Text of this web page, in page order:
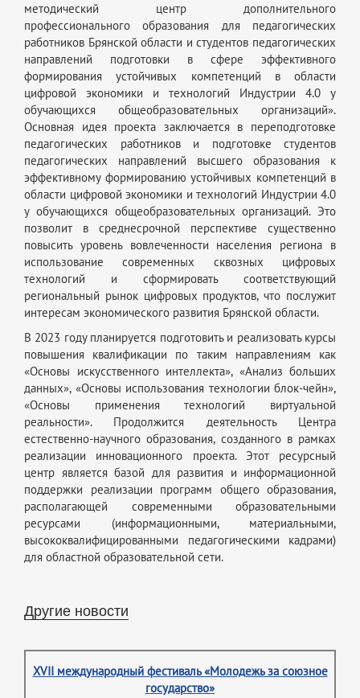
методический центр дополнительного
профессионального образования для педагогических
работников Брянской области и студентов педагогических
направлений подготовки в сфере эффективного
формирования устойчивых компетенций в области
цифровой экономики и технологий Индустрии 4.0 у
обучающихся общеобразовательных организаций».
Основная идея проекта заключается в переподготовке
педагогических работников и подготовке студентов
педагогических направлений высшего образования к
эффективному формированию устойчивых компетенций в
области цифровой экономики и технологий Индустрии 4.0
у обучающихся общеобразовательных организаций. Это
позволит в среднесрочной перспективе существенно
повысить уровень вовлеченности населения региона в
использование современных сквозных цифровых
технологий и сформировать соответствующий
региональный рынок цифровых продуктов, что послужит
интересам экономического развития Брянской области.
В 2023 году планируется подготовить и реализовать курсы
повышения квалификации по таким направлениям как
«Основы искусственного интеллекта», «Анализ больших
данных», «Основы использования технологии блок-чейн»,
«Основы применения технологий виртуальной
реальности». Продолжится деятельность Центра
естественно-научного образования, созданного в рамках
реализации инновационного проекта. Этот ресурсный
центр является базой для развития и информационной
поддержки реализации программ общего образования,
располагающей современными образовательными
ресурсами (информационными, материальными,
высококвалифицированными педагогическими кадрами)
для областной образовательной сети.
Другие новости
XVII международный фестиваль «Молодежь за союзное
государство»